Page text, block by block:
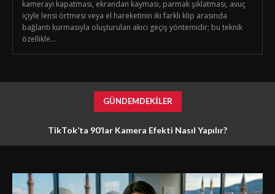
kamerayı kapatması, ekrandan kayması, parmak şıklatması, avuç
içiyle lensi örtmesi veya el hareketinin iki farklı klip arasında
bağlantı kurmasıyla oluşturulan akıcı geçiş yöntemidir; bu teknik
özellikle...
GÜNDEMDEKILER
TikTok’ta 90’lar Kamera Efekti Nasıl Yapılır?